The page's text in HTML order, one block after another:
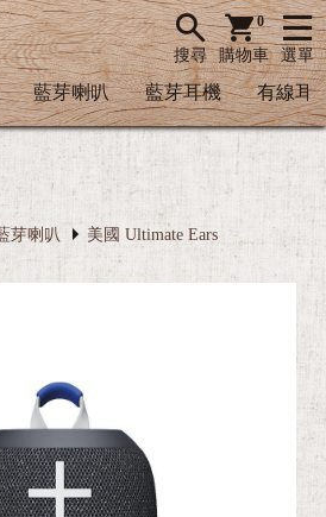
0
購物車
搜尋 選單
藍芽喇叭 藍芽耳機 有線耳
藍芽喇叭 美國 Ultimate Ears